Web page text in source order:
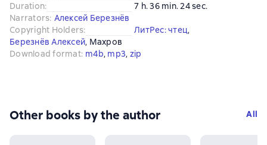
Duration:
7 h. 36 min. 24 sec.
Narrators: Алексей Березнёв
Copyright Holders: ЛитРес: чтец,
Березнёв Алексей, Махров
Download format: m4b, mp3, zip
Other books by the author All